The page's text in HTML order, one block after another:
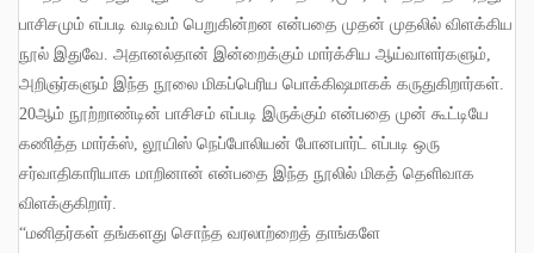
பாசிசமும் எப்படி வடிவம் பெறுகின்றன என்பதை முதன் முதலில் விளக்கிய
நூல் இதுவே. அதானல்தான் இன்றைக்கும் மார்க்சிய ஆய்வாளர்களும்,
அறிஞர்களும் இந்த நூலை மிகப்பெரிய பொக்கிஷமாகக் கருதுகிறார்கள்.
20ஆம் நூற்றாண்டின் பாசிசம் எப்படி இருக்கும் என்பதை முன் கூட்டியே
கணித்த மார்க்ஸ், லூயிஸ் நெப்போலியன் போனபார்ட் எப்படி ஒரு
சர்வாதிகாரியாக மாறினான் என்பதை இந்த நூலில் மிகத் தெளிவாக
விளக்குகிறார்.
“மனிதர்கள் தங்களது சொந்த வரலாற்றைத் தாங்களே